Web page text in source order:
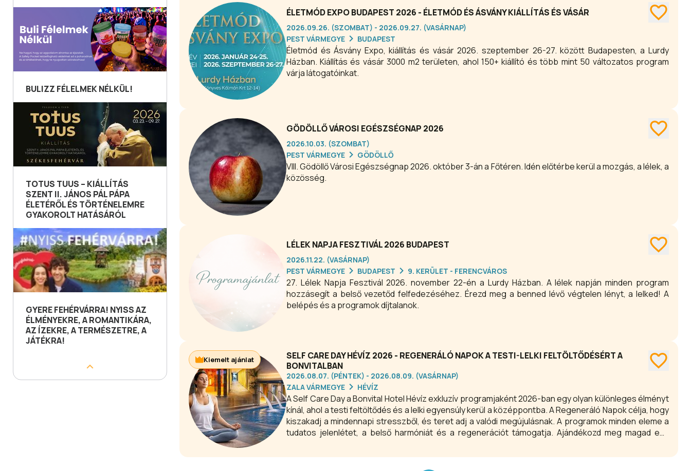
BULIZZ FÉLELMEK NÉLKÜL!
TOTUS TUUS – KIÁLLÍTÁS
SZENT II. JÁNOS PÁL PÁPA
ÉLETÉRŐL ÉS TÖRTÉNELEMRE
GYAKOROLT HATÁSÁRÓL
GYERE FEHÉRVÁRRA! NYISS AZ
ÉLMÉNYEKRE, A ROMANTIKÁRA,
AZ ÍZEKRE, A TERMÉSZETRE, A
JÁTÉKRA!
ÉLETMÓD EXPO BUDAPEST 2026 - ÉLETMÓD ÉS ÁSVÁNY KIÁLLÍTÁS ÉS VÁSÁR
2026.09.26. (SZOMBAT) - 2026.09.27. (VASÁRNAP)
PEST VÁRMEGYE
BUDAPEST
Életmód és Ásvány Expo, kiállítás és vásár 2026. szeptember 26-27. között Budapesten, a Lurdy
Házban. Kiállítás és vásár 3000 m2 területen, ahol 150+ kiállító és több mint 50 változatos program
várja látogatóinkat.
GÖDÖLLŐ VÁROSI EGÉSZSÉGNAP 2026
2026.10.03. (SZOMBAT)
PEST VÁRMEGYE
GÖDÖLLŐ
VIII. Gödöllő Városi Egészségnap 2026. október 3-án a Főtéren. Idén előtérbe kerül a mozgás, a lélek, a
közösség.
LÉLEK NAPJA FESZTIVÁL 2026 BUDAPEST
2026.11.22. (VASÁRNAP)
PEST VÁRMEGYE
BUDAPEST 9. KERÜLET - FERENCVÁROS
27. Lélek Napja Fesztivál 2026. november 22-én a Lurdy Házban. A lélek napján minden program
hozzásegít a belső vezetőd felfedezéséhez. Érezd meg a benned lévő végtelen lényt, a lelked! A
belépés és a programok díjtalanok.
SELF CARE DAY HÉVÍZ 2026 - REGENERÁLÓ NAPOK A TESTI-LELKI FELTÖLTŐDÉSÉRT A
BONVITALBAN
2026.08.07. (PÉNTEK) - 2026.08.09. (VASÁRNAP)
ZALA VÁRMEGYE
HÉVÍZ
A Self Care Day a Bonvital Hotel Hévíz exkluzív programjaként 2026-ban egy olyan különleges élményt
kínál, ahol a testi feltöltődés és a lelki egyensúly kerül a középpontba. A Regeneráló Napok célja, hogy
kiszakadj a mindennapi stresszből, és teret adj a valódi megújulásnak. A programok minden eleme a
tudatos jelenlétet, a belső harmóniát és a regenerációt támogatja. Ajándékozd meg magad egy
Kiemelt ajánlat